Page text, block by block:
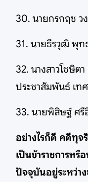
30. นายกรกฤช ว
31. นายธีรวุฒิ พุท
32. นางสาวโชษิต
ประชาสัมพันธ์ เท
33. นายพิสิษฐ์ ศ
อย่างไรก็ดี คดีทุ
เป็นข้าราชการห
ปัจจุบันอยู่ระหว่า